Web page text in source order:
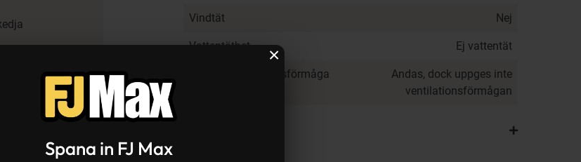
Spana in FJ Max
×
Vindtät Nej
Vattentäthet Ej vattentät
Andas - ventilationsförmåga
Andas, dock uppges inte
ventilationsförmågan